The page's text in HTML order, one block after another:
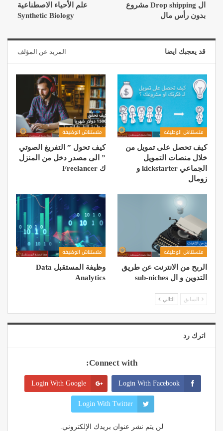
ال Drop shipping مشروع
بدون رأس مال
علم الأحياء الاصطناعية
Synthetic Biology
قد يعجبك ايضا المزيد عن المؤلف
متستناش الوظيفة
كيف تحصل على تمويل من
خلال منصات التمويل
الجماعي kickstarter و
زومال
متستناش الوظيفة
كيف تحول ” التفريغ الصوتي
” الى مصدر دخل من المنزل
ك Freelancer
متستناش الوظيفة
الربح من الانترنت عن طريق
التدوين و ال sub-niches
متستناش الوظيفة
وظيفة المستقبل Data
Analytics
السابق التالي
اترك رد
Connect with:
Login With Facebook
Login With Google
Login With Twitter
لن يتم نشر عنوان بريدك الإلكتروني.